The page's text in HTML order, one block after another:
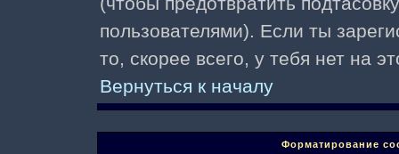
пользователями). Если ты
то, скорее всего, у тебя нет на
Вернуться к началу
Форматирование